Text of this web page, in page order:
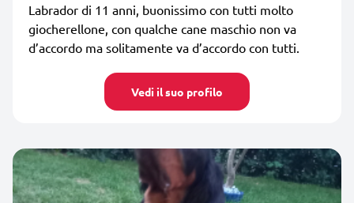
Labrador di 11 anni, buonissimo con tutti molto
giocherellone, con qualche cane maschio non va
d’accordo ma solitamente va d’accordo con tutti.
Vedi il suo profilo